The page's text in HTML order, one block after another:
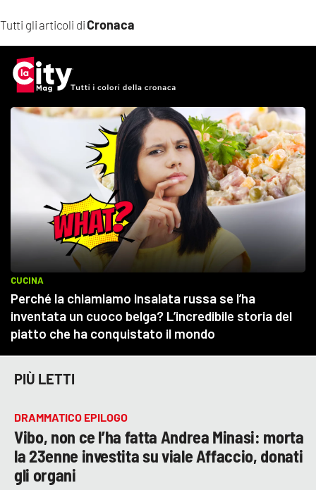
COSENZACHANNEL.IT
ILVIBONESE.IT
LACAPITALENEWS.IT
APPLE
Tutti gli articoli diCronaca
PIÙ LETTI
DRAMMATICO EPILOGO
Vibo, non ce l’ha fatta Andrea Minasi: morta
la 23enne investita su viale Affaccio, donati
gli organi